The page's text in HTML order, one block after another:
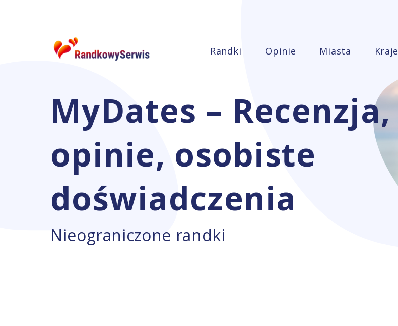
Randki Opinie Miasta Kraje
MyDates – Recenzja,
opinie, osobiste
doświadczenia
Nieograniczone randki